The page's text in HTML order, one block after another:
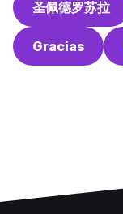
圣佩德罗苏拉
Gracias